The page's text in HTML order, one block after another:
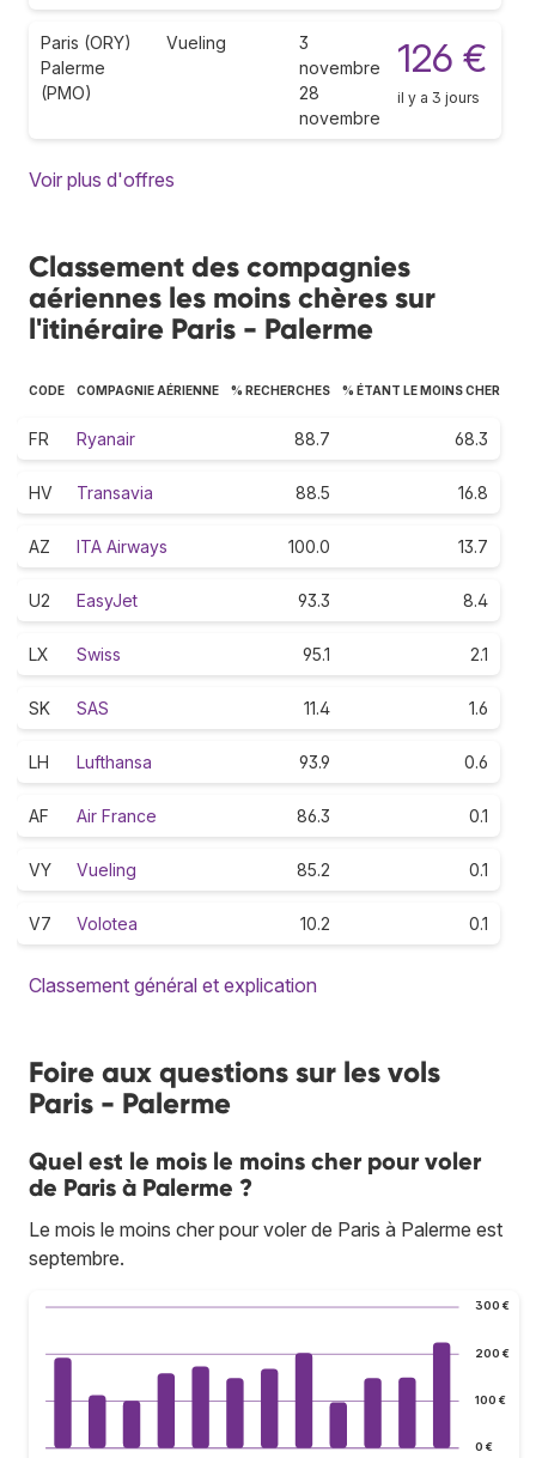
Paris (ORY)
Palerme
(PMO)
Vueling
3
novembre
28
novembre
126 €
il y a 3 jours
Voir plus d'offres
Classement des compagnies
aériennes les moins chères sur
l'itinéraire Paris - Palerme
CODE COMPAGNIE AÉRIENNE % RECHERCHES % ÉTANT LE MOINS CHER
FR Ryanair 88.7 68.3
HV Transavia 88.5 16.8
AZ ITA Airways 100.0 13.7
U2 EasyJet 93.3 8.4
LX Swiss 95.1 2.1
SK SAS 11.4 1.6
LH Lufthansa 93.9 0.6
AF Air France 86.3 0.1
VY Vueling 85.2 0.1
V7 Volotea 10.2 0.1
Classement général et explication
Foire aux questions sur les vols
Paris - Palerme
Quel est le mois le moins cher pour voler
de Paris à Palerme ?
Le mois le moins cher pour voler de Paris à Palerme est
septembre.
0 €
100 €
200 €
300 €